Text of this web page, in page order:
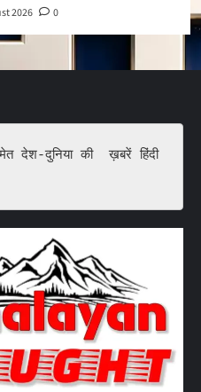
2026 0
देश-दुनिया की  ख़बरें हिंदी